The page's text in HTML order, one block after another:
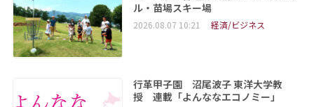
ル・苗場スキー場
2026.08.07 10:21 経済/ビジネス
行革甲子園 沼尾波子 東洋大学教
授 連載「よんななエコノミー」